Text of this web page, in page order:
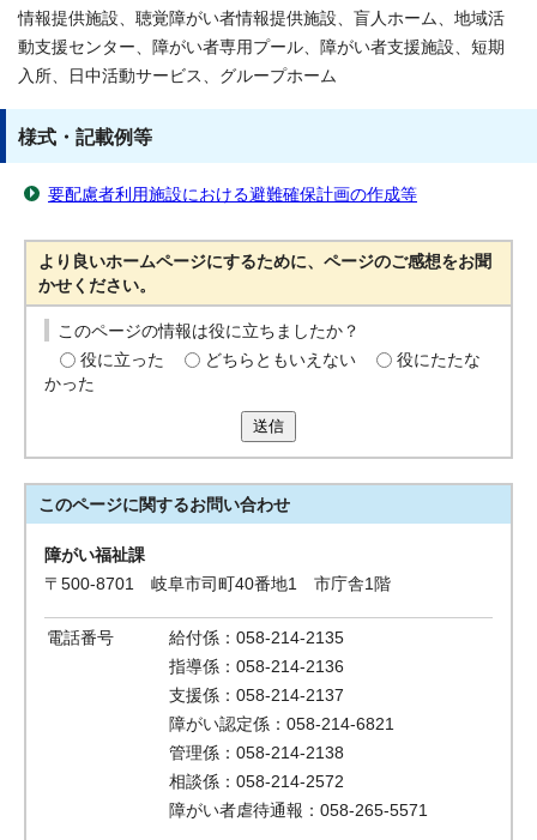
情報提供施設、聴覚障がい者情報提供施設、盲人ホーム、地域活
動支援センター、障がい者専用プール、障がい者支援施設、短期
入所、日中活動サービス、グループホーム
様式・記載例等
要配慮者利用施設における避難確保計画の作成等
より良いホームページにするために、ページのご感想をお聞
かせください。
このページの情報は役に立ちましたか？
役に立った
どちらともいえない
役にたたな
かった
送信
このページに関するお問い合わせ
障がい福祉課
〒500-8701 岐阜市司町40番地1 市庁舎1階
電話番号
給付係：058-214-2135
指導係：058-214-2136
支援係：058-214-2137
障がい認定係：058-214-6821
管理係：058-214-2138
相談係：058-214-2572
障がい者虐待通報：058-265-5571